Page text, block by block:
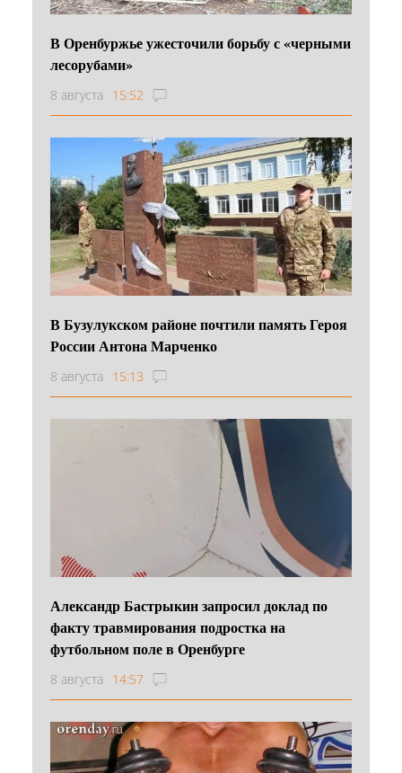
В Оренбуржье ужесточили борьбу с «черными
лесорубами»
8 августа 15:52
В Бузулукском районе почтили память Героя
России Антона Марченко
8 августа 15:13
Александр Бастрыкин запросил доклад по
факту травмирования подростка на
футбольном поле в Оренбурге
8 августа 14:57